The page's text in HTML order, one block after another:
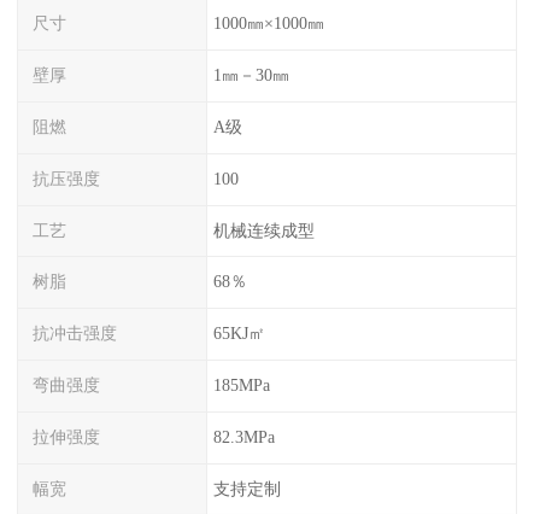
尺寸 1000㎜×1000㎜
壁厚 1㎜－30㎜
阻燃 A级
抗压强度 100
工艺 机械连续成型
树脂 68％
抗冲击强度 65KJ㎡
弯曲强度 185MPa
拉伸强度 82.3MPa
幅宽 支持定制